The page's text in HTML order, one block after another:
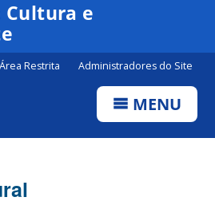
Cultura e
Área Restrita Administradores do Site
MENU